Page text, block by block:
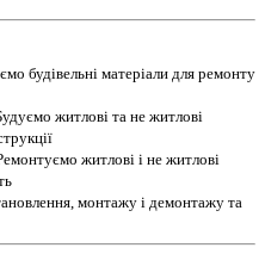
будівельні матеріали для ремонту
житлові та не житлові
житлові і не житлові
монтажу і демонтажу та